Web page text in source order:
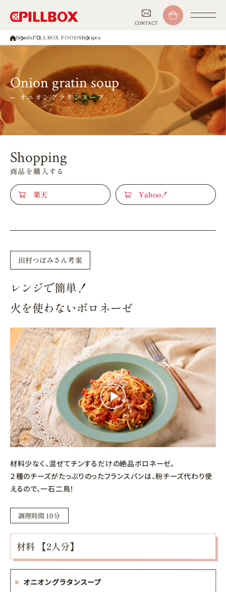
CONTACT
BrandsPILLBOX FOODSRecipes
Onion gratin soup
オニオングラタンスープ
Shopping
商品を購入する
楽天 Yahoo！
田村つぼみさん考案
レンジで簡単！
火を使わないボロネーゼ
材料少なく、混ぜてチンするだけの絶品ボロネーゼ。
２種のチーズがたっぷりのったフランスパンは、粉チーズ代わり使
えるので、一石二鳥！
調理時間 10分
材料 【2人分】
オニオングラタンスープ